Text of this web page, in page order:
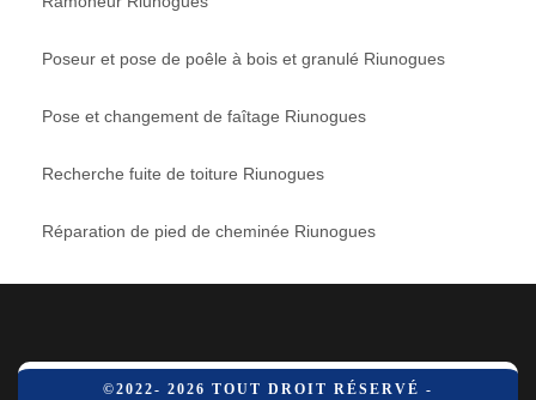
Poseur et pose de poêle à bois et granulé Riunogues
Pose et changement de faîtage Riunogues
Recherche fuite de toiture Riunogues
Réparation de pied de cheminée Riunogues
©2022- 2026 TOUT DROIT RÉSERVÉ -